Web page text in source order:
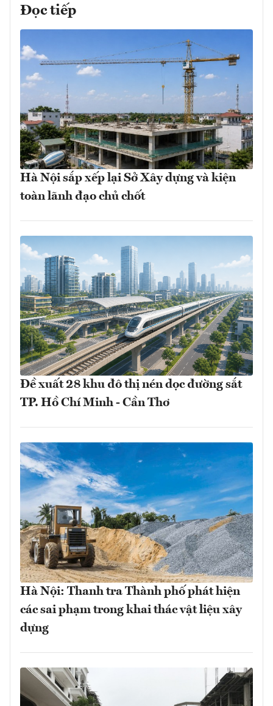
Đọc tiếp
Hà Nội sắp xếp lại Sở Xây dựng và kiện
toàn lãnh đạo chủ chốt
Đề xuất 28 khu đô thị nén dọc đường sắt
TP. Hồ Chí Minh - Cần Thơ
Hà Nội: Thanh tra Thành phố phát hiện
các sai phạm trong khai thác vật liệu xây
dựng